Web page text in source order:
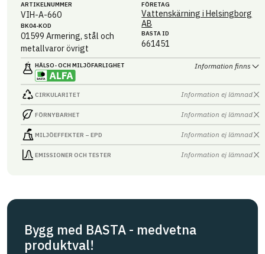
ARTIKEL­NUMMER
VIH-A-660
BK04-KOD
01599 Armering, stål och
metallvaror övrigt
FÖRETAG
Vattenskärning i Helsingborg
AB
BASTA ID
661451
HÄLSO- OCH MILJÖ­FARLIGHET Information finns
CIRKULARITET Information ej lämnad
FÖRNYBARHET Information ej lämnad
MILJÖEFFEKTER – EPD Information ej lämnad
EMISSIONER OCH TESTER Information ej lämnad
Bygg med BASTA - medvetna
produktval!